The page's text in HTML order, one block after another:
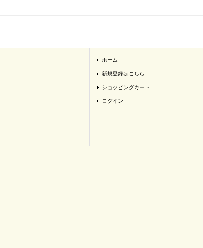
ホーム
新規登録はこちら
ショッピングカート
ログイン